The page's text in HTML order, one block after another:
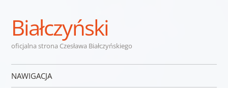
Białczyński
oficjalna strona Czesława Białczyńskiego
NAWIGACJA